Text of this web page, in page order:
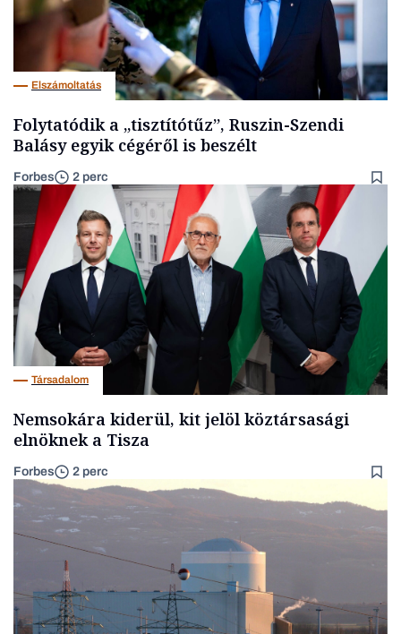
Elszámoltatás
Folytatódik a „tisztítótűz”, Ruszin-Szendi
Balásy egyik cégéről is beszélt
Forbes 2 perc
Társadalom
Nemsokára kiderül, kit jelöl köztársasági
elnöknek a Tisza
Forbes 2 perc